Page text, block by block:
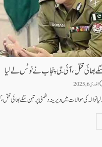
بھائی قتل،آئی جی پنجاب نے نوٹس لے لیا
جنوری 6, 2025
کی حوالات میں دیرینہ دشمنی پر تین سگے بھائی